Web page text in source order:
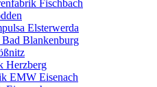
Fischbach
Elsterwerda
Blankenburg
Herzberg
EMW Eisenach